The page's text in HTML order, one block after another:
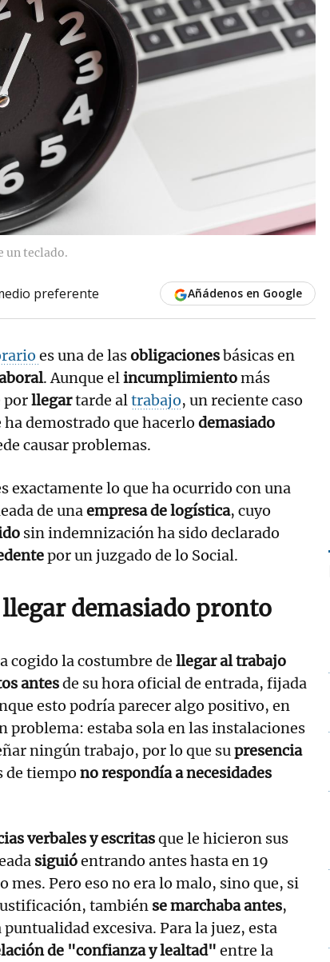
un teclado.
preferente Añádenos en Google
es una de lasobligacionesbásicas en
. Aunque elincumplimientomás
porllegartarde altrabajo, un reciente caso
demostrado que hacerlo demasiado
causar problemas.
exactamente lo que ha ocurrido con una
de unaempresa de logística, cuyo
sin indemnización ha sido declarado
por un juzgado de lo Social.
demasiado pronto
cogido la costumbre de llegar al trabajo
antesde su hora oficial de entrada, fijada
esto podría parecer algo positivo, en
problema: estaba sola en las instalaciones
ningún trabajo, por lo que supresencia
de tiempo no respondía a necesidades
verbales y escritasque le hicieron sus
siguióentrando antes hasta en 19
mes. Pero eso no era lo malo, sino que, si
también se marchaba antes,
puntualidad excesiva. Para la juez, esta
de "confianza y lealtad" entre la